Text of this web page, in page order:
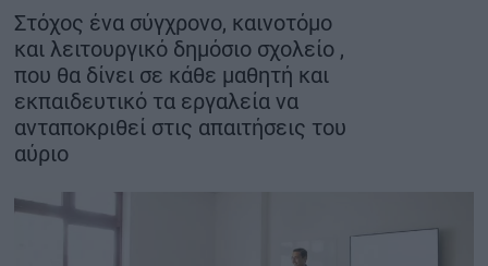
ΜΕΤΑΦΟΡΕΣ - ΗΛΕΚΤΡΟΚΙΝΗΣΗ
ΨΗΦΙΑΚΟΣ ΚΟΣΜΟΣ
ΟΙΚΟΝΟΜΙΑ - ΕΠΙΧΕΙΡΗΣΕΙΣ
MY PROPERTY
Στόχος ένα σύγχρονο, καινοτόμο
και λειτουργικό δημόσιο σχολείο ,
που θα δίνει σε κάθε μαθητή και
εκπαιδευτικό τα εργαλεία να
ανταποκριθεί στις απαιτήσεις του
αύριο